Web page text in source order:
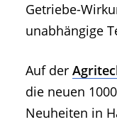
Getriebe-
unabhängige
Auf der
die neuen
Neuheiten in